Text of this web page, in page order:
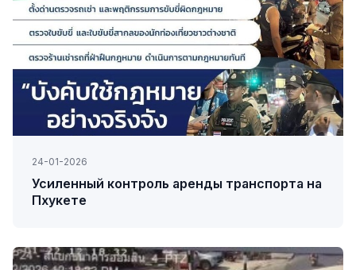
24-01-2026
Усиленный контроль аренды транспорта на
Пхукете